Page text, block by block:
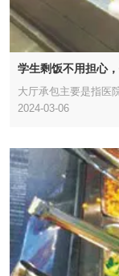
学生剩饭不用担心
大厅承包主要是指医
堂承包给食堂******餐
2024-03-06